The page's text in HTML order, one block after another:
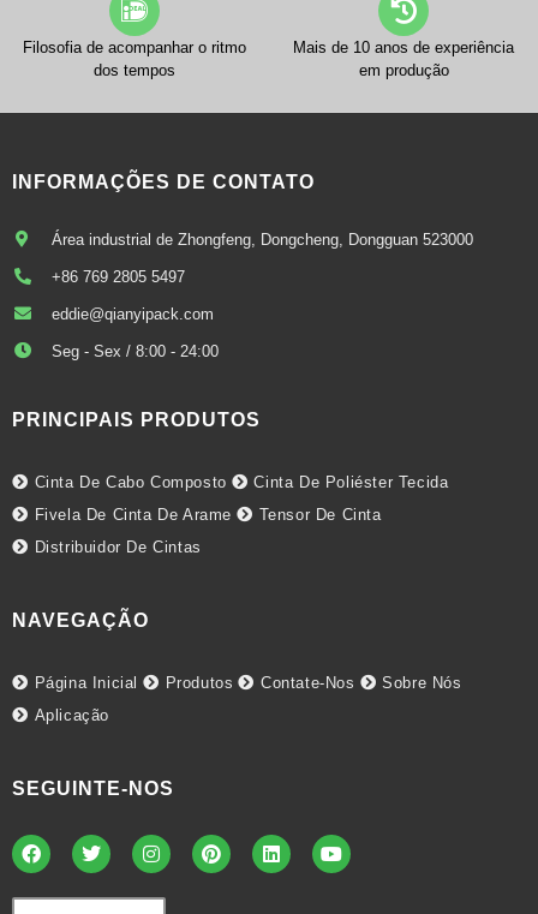
Filosofia de acompanhar o ritmo
dos tempos
Mais de 10 anos de experiência
em produção
INFORMAÇÕES DE CONTATO
Área industrial de Zhongfeng, Dongcheng, Dongguan 523000
+86 769 2805 5497
eddie@qianyipack.com
Seg - Sex / 8:00 - 24:00
PRINCIPAIS PRODUTOS
Cinta De Cabo Composto
Cinta De Poliéster Tecida
Fivela De Cinta De Arame
Tensor De Cinta
Distribuidor De Cintas
NAVEGAÇÃO
Página Inicial Produtos Contate-Nos
Sobre Nós
Aplicação
SEGUINTE-NOS